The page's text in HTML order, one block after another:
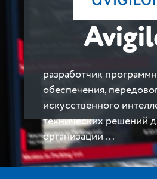
разработчик
обеспечения,
искусственного
технических решений
организации ...